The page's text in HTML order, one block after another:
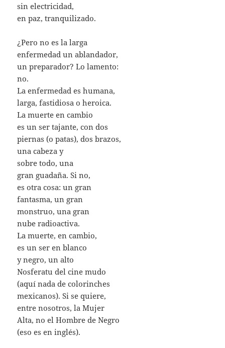
sin electricidad,
en paz, tranquilizado.
¿Pero no es la larga
enfermedad un ablandador,
un preparador? Lo lamento:
no.
La enfermedad es humana,
larga, fastidiosa o heroica.
La muerte en cambio
es un ser tajante, con dos
piernas (o patas), dos brazos,
una cabeza y
sobre todo, una
gran guadaña. Si no,
es otra cosa: un gran
fantasma, un gran
monstruo, una gran
nube radioactiva.
La muerte, en cambio,
es un ser en blanco
y negro, un alto
Nosferatu del cine mudo
(aquí nada de colorinches
mexicanos). Si se quiere,
entre nosotros, la Mujer
Alta, no el Hombre de Negro
(eso es en inglés).